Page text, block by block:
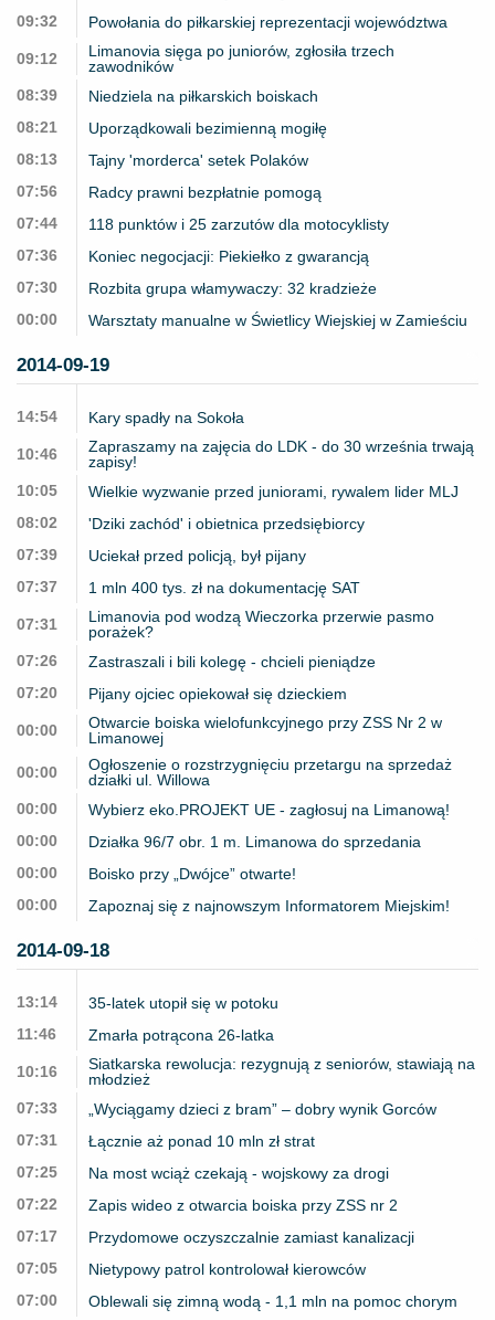
09:32
Powołania do piłkarskiej reprezentacji województwa
09:12
Limanovia sięga po juniorów, zgłosiła trzech
zawodników
08:39
Niedziela na piłkarskich boiskach
08:21
Uporządkowali bezimienną mogiłę
08:13
Tajny 'morderca' setek Polaków
07:56
Radcy prawni bezpłatnie pomogą
07:44
118 punktów i 25 zarzutów dla motocyklisty
07:36
Koniec negocjacji: Piekiełko z gwarancją
07:30
Rozbita grupa włamywaczy: 32 kradzieże
00:00
Warsztaty manualne w Świetlicy Wiejskiej w Zamieściu
2014-09-19
14:54 Kary spadły na Sokoła
10:46
Zapraszamy na zajęcia do LDK - do 30 września trwają
zapisy!
10:05
Wielkie wyzwanie przed juniorami, rywalem lider MLJ
08:02
'Dziki zachód' i obietnica przedsiębiorcy
07:39
Uciekał przed policją, był pijany
07:37
1 mln 400 tys. zł na dokumentację SAT
07:31
Limanovia pod wodzą Wieczorka przerwie pasmo
porażek?
07:26
Zastraszali i bili kolegę - chcieli pieniądze
07:20
Pijany ojciec opiekował się dzieckiem
00:00
Otwarcie boiska wielofunkcyjnego przy ZSS Nr 2 w
Limanowej
00:00
Ogłoszenie o rozstrzygnięciu przetargu na sprzedaż
działki ul. Willowa
00:00
Wybierz eko.PROJEKT UE - zagłosuj na Limanową!
00:00
Działka 96/7 obr. 1 m. Limanowa do sprzedania
00:00
Boisko przy „Dwójce” otwarte!
00:00
Zapoznaj się z najnowszym Informatorem Miejskim!
2014-09-18
13:14
35-latek utopił się w potoku
11:46
Zmarła potrącona 26-latka
10:16
Siatkarska rewolucja: rezygnują z seniorów, stawiają na
młodzież
07:33
„Wyciągamy dzieci z bram” – dobry wynik Gorców
07:31
Łącznie aż ponad 10 mln zł strat
07:25
Na most wciąż czekają - wojskowy za drogi
07:22
Zapis wideo z otwarcia boiska przy ZSS nr 2
07:17
Przydomowe oczyszczalnie zamiast kanalizacji
07:05
Nietypowy patrol kontrolował kierowców
07:00
Oblewali się zimną wodą - 1,1 mln na pomoc chorym